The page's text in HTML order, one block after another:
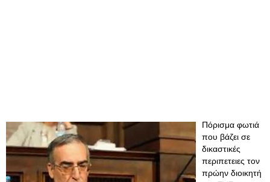
Πόρισμα φωτιά
που βάζει σε
δικαστικές
περιπετειες τον
πρώην διοικητή